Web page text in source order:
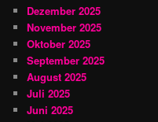
Dezember 2025
November 2025
Oktober 2025
September 2025
August 2025
Juli 2025
Juni 2025